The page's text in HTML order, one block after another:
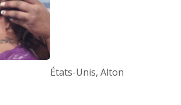
États-Unis, Alton